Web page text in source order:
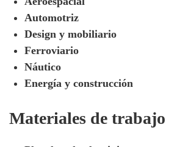
Automotriz
Design y mobiliario
Ferroviario
Náutico
Energía y construcción
Materiales de trabajo